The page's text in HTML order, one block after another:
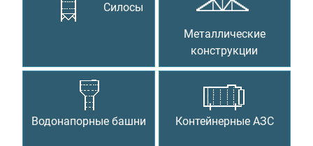
Силосы
Металлические
конструкции
Водонапорные башни Контейнерные АЗС